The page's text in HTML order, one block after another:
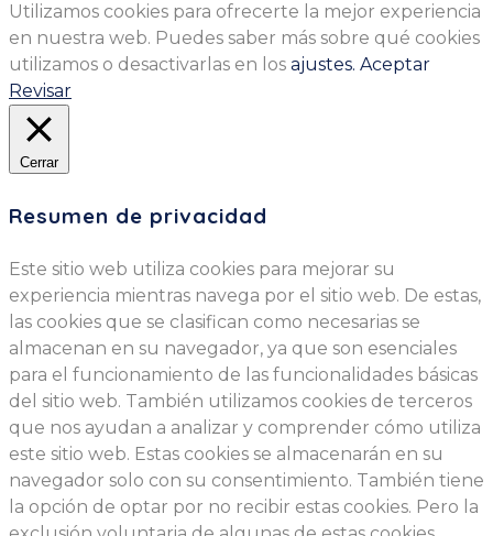
Utilizamos cookies para ofrecerte la mejor experiencia
en nuestra web. Puedes saber más sobre qué cookies
utilizamos o desactivarlas en los ajustes. Aceptar
Revisar
Cerrar
Resumen de privacidad
Este sitio web utiliza cookies para mejorar su
experiencia mientras navega por el sitio web. De estas,
las cookies que se clasifican como necesarias se
almacenan en su navegador, ya que son esenciales
para el funcionamiento de las funcionalidades básicas
del sitio web. También utilizamos cookies de terceros
que nos ayudan a analizar y comprender cómo utiliza
este sitio web. Estas cookies se almacenarán en su
navegador solo con su consentimiento. También tiene
la opción de optar por no recibir estas cookies. Pero la